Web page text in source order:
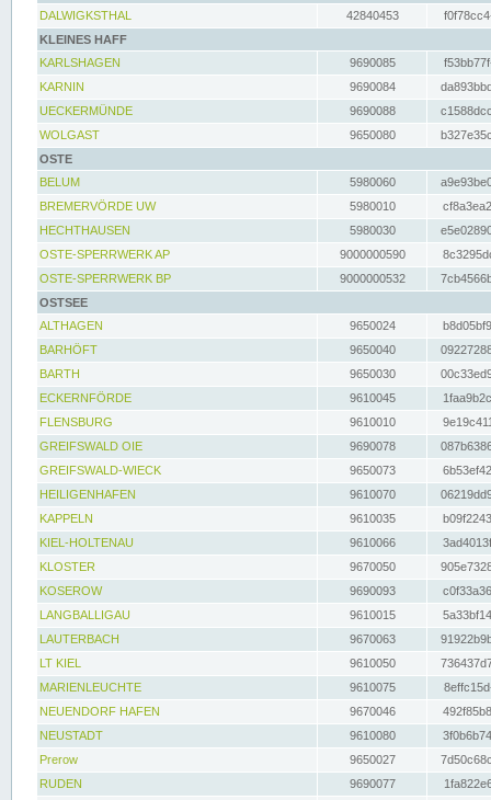
DALWIGKSTHAL
42840453
KLEINES HAFF
KARLSHAGEN
9690085
KARNIN
9690084
UECKERMÜNDE
9690088
WOLGAST
9650080
OSTE
BELUM
5980060
BREMERVÖRDE UW
5980010
HECHTHAUSEN
5980030
OSTE-SPERRWERK AP
9000000590
OSTE-SPERRWERK BP
9000000532
OSTSEE
ALTHAGEN
9650024
BARHÖFT
9650040
BARTH
9650030
ECKERNFÖRDE
9610045
FLENSBURG
9610010
GREIFSWALD OIE
9690078
GREIFSWALD-WIECK
9650073
HEILIGENHAFEN
9610070
KAPPELN
9610035
KIEL-HOLTENAU
9610066
KLOSTER
9670050
KOSEROW
9690093
LANGBALLIGAU
9610015
LAUTERBACH
9670063
LT KIEL
9610050
MARIENLEUCHTE
9610075
NEUENDORF HAFEN
9670046
NEUSTADT
9610080
Prerow
9650027
RUDEN
9690077